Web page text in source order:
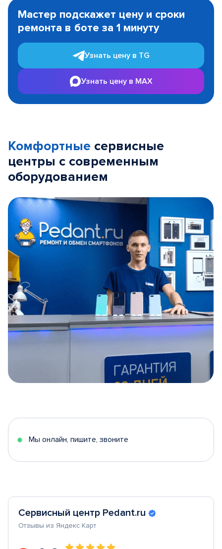
1
Мастер подскажет цену и сроки
ремонта в боте за 1 минуту
Узнать цену в TG
Узнать цену в MAX
Комфортные сервисные
центры с современным
оборудованием
5
Мы онлайн, пишите, звоните
Сервисный центр Pedant.ru
Отзывы из Яндекс Карт